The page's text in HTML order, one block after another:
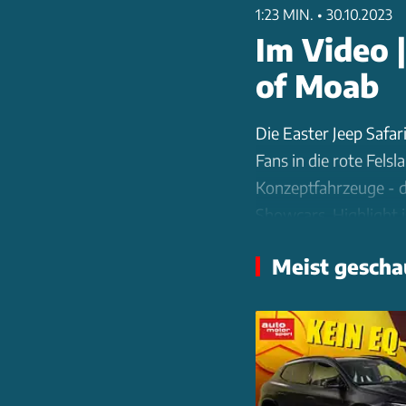
1:23 MIN. • 30.10.2023
Im Video
of Moab
Die Easter Jeep
Fans in die rote
Konzeptfahrzeuge -
Showcars. Highlight
und mit verstärkten
Gladiator Rubicon
punktet. Als Luxus-
Wagoneer-Basis mit
Meist